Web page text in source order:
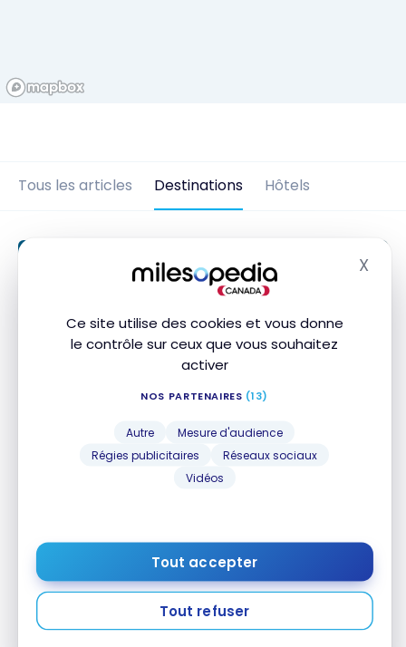
Ce site utilise des cookies et vous donne
le contrôle sur ceux que vous souhaitez
activer
NOS PARTENAIRES (13)
Autre
Mesure d'audience
Régies publicitaires
Réseaux sociaux
Vidéos
Tout accepter
Tout refuser
X
Tous les articles Destinations Hôtels
États-Unis : road trip Est américain | New York et
Vermont
États-Unis : road trip Est américain |